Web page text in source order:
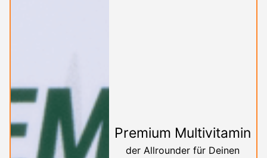
Premium Multivitamin
der Allrounder für Deinen